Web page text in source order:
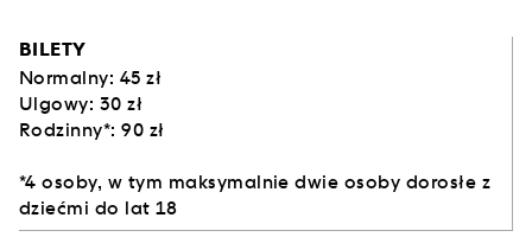
BILETY
Normalny: 45 zł
Ulgowy: 30 zł
Rodzinny*: 90 zł
*4 osoby, w tym maksymalnie dwie osoby dorosłe z
dziećmi do lat 18